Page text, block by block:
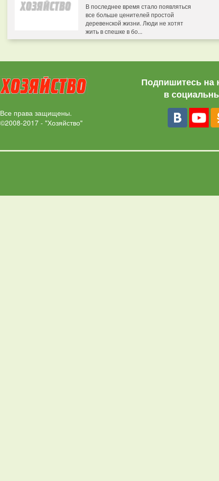
В последнее время стало появляться
все больше ценителей простой
деревенской жизни. Люди не хотят
жить в спешке в бо...
Все права защищены.
©2008-2017 - "Хозяйство"
Подпишитесь на
в